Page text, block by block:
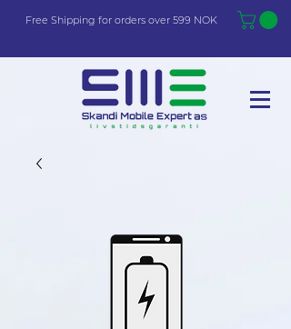
Free Shipping for orders over 599 NOK